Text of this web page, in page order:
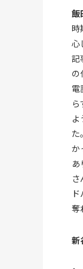
飯
時
心
記
の
電
た
か
奪
新